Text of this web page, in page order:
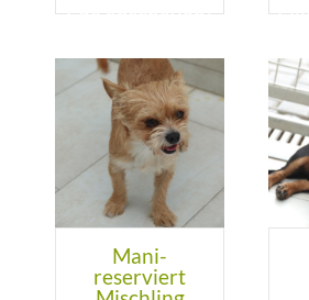
Mani-
reserviert